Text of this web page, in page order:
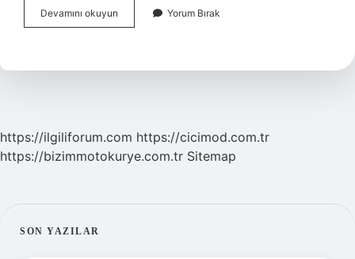
Devamını okuyun
Ve
Nasıl
Yorum Bırak
https://ilgiliforum.com https://cicimod.com.tr
https://bizimmotokurye.com.tr Sitemap
SIDEBAR
SON YAZILAR